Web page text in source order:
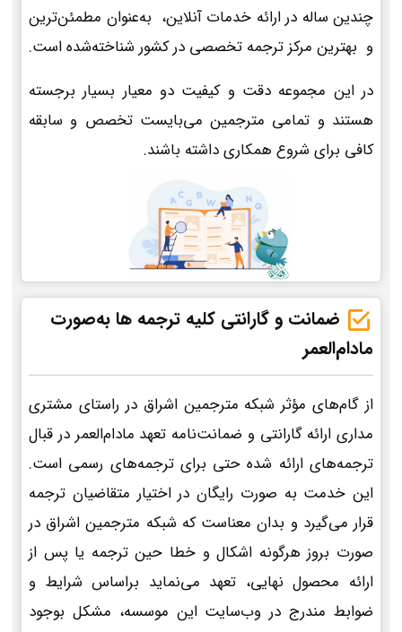
چندین ساله در ارائه خدمات آنلاین، به‌عنوان مطمئن‌ترین
و بهترین مرکز ترجمه تخصصی در کشور شناخته‌شده است.
در این مجموعه دقت و کیفیت دو معیار بسیار برجسته
هستند و تمامی مترجمین می‌بایست تخصص و سابقه
کافی برای شروع همکاری داشته باشند.
ضمانت و گارانتی کلیه ترجمه ها به‌صورت
مادام‌العمر
از گام‌های مؤثر شبکه مترجمین اشراق در راستای مشتری
مداری ارائه گارانتی و ضمانت‌نامه تعهد مادام‌العمر در قبال
ترجمه‌های ارائه شده حتی برای ترجمه‌های رسمی است.
این خدمت به صورت رایگان در اختیار متقاضیان ترجمه
قرار می‌گیرد و بدان معناست که شبکه مترجمین اشراق در
صورت بروز هرگونه اشکال و خطا حین ترجمه یا پس از
ارائه محصول نهایی، تعهد می‌نماید براساس شرایط و
ضوابط مندرج در وب‌سایت این موسسه، مشکل بوجود